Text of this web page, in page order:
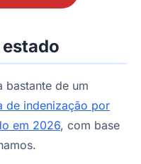
bastante de um
de indenização por
em 2026, com base